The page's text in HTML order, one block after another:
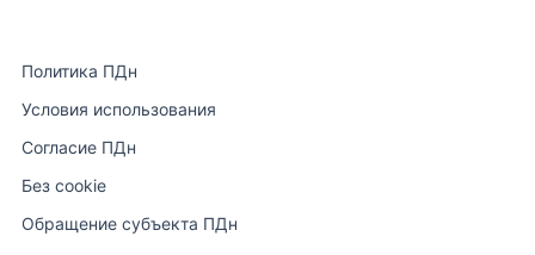
Политика ПДн
Условия использования
Согласие ПДн
Без cookie
Обращение субъекта ПДн